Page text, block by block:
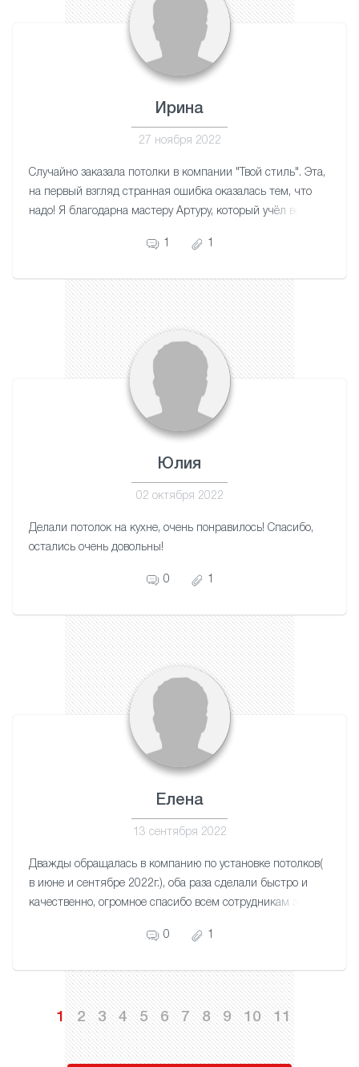
Ирина
27 ноября 2022
Случайно заказала потолки в компании "Твой стиль". Эта,
на первый взгляд странная ошибка оказалась тем, что
надо! Я благодарна мастеру Артуру, который учёл все
1 1
Юлия
02 октября 2022
Делали потолок на кухне, очень понравилось! Спасибо,
остались очень довольны!
0 1
Елена
13 сентября 2022
Дважды обращалась в компанию по установке потолков(
в июне и сентябре 2022г.), оба раза сделали быстро и
качественно, огромное спасибо всем сотрудникам за
0
1
1 2 3 4 5 6 7 8 9 10 11